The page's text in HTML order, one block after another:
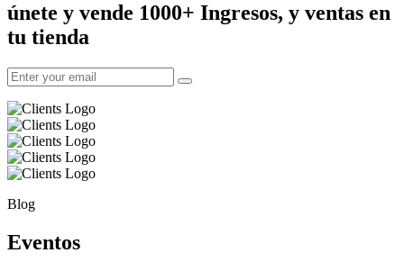
únete y vende 1000+ Ingresos, y ventas en
tu tienda
Blog
Eventos